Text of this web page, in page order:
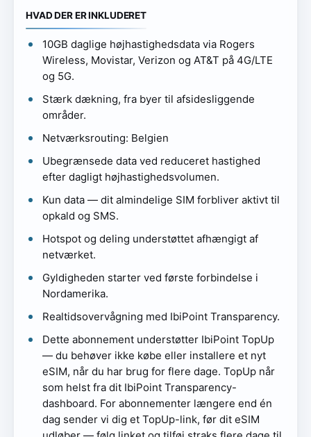
HVAD DER ER INKLUDERET
10GB daglige højhastighedsdata via Rogers
Wireless, Movistar, Verizon og AT&T på 4G/LTE
og 5G.
Stærk dækning, fra byer til afsidesliggende
områder.
Netværksrouting: Belgien
Ubegrænsede data ved reduceret hastighed
efter dagligt højhastighedsvolumen.
Kun data — dit almindelige SIM forbliver aktivt til
opkald og SMS.
Hotspot og deling understøttet afhængigt af
netværket.
Gyldigheden starter ved første forbindelse i
Nordamerika.
Realtidsovervågning med IbiPoint Transparency.
Dette abonnement understøtter IbiPoint TopUp
— du behøver ikke købe eller installere et nyt
eSIM, når du har brug for flere dage. TopUp når
som helst fra dit IbiPoint Transparency-
dashboard. For abonnementer længere end én
dag sender vi dig et TopUp-link, før dit eSIM